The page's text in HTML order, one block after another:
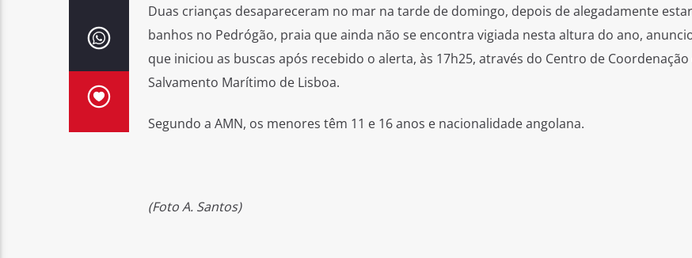
Duas crianças desapareceram no mar na tarde de domingo, depois de alegadamente
banhos no Pedrógão, praia que ainda não se encontra vigiada nesta altura do ano,
que iniciou as buscas após recebido o alerta, às 17h25, através do Centro de Coordenação
Salvamento Marítimo de Lisboa.
Segundo a AMN, os menores têm 11 e 16 anos e nacionalidade angolana.
(Foto A. Santos)